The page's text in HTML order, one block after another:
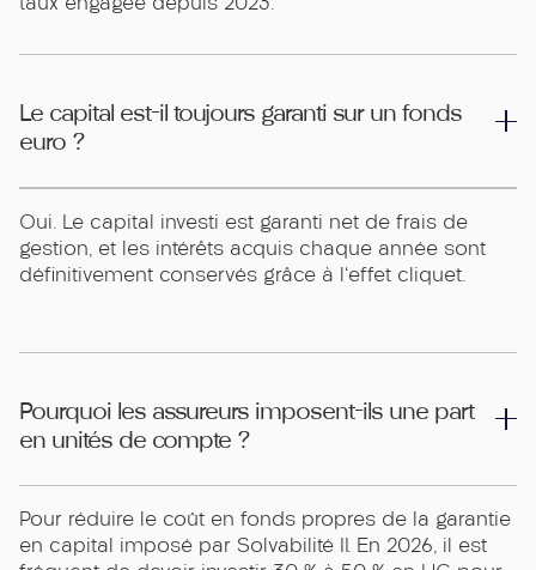
Le capital est-il toujours garanti sur un fonds
euro ?
Oui. Le capital investi est garanti net de frais de
gestion, et les intérêts acquis chaque année sont
définitivement conservés grâce à l'effet cliquet.
Pourquoi les assureurs imposent-ils une part
en unités de compte ?
Pour réduire le coût en fonds propres de la garantie
en capital imposé par Solvabilité II. En 2026, il est